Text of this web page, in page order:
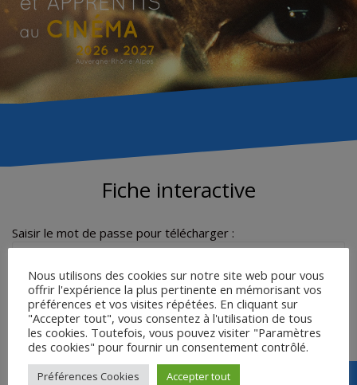
Fiche interactive
Saisir le mot de passe pour télécharger :
Accéder
Nous utilisons des cookies sur notre site web pour vous
offrir l'expérience la plus pertinente en mémorisant vos
préférences et vos visites répétées. En cliquant sur
"Accepter tout", vous consentez à l'utilisation de tous
les cookies. Toutefois, vous pouvez visiter "Paramètres
des cookies" pour fournir un consentement contrôlé.
Préférences Cookies Accepter tout